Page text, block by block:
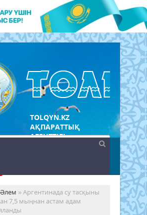
TOLQYN.KZ
АҚПАРАТТЫҚ
АГЕНТТІГІ
Әлем » Аргентинада су тасқыны
7,5 мыңнан астам адам